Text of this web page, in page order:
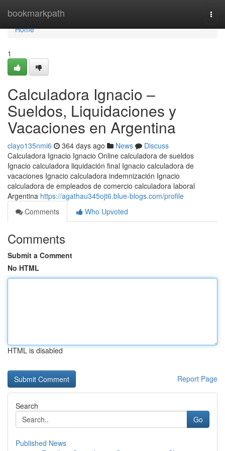
bookmarkpath
Home
Home
1
Calculadora Ignacio –
Sueldos, Liquidaciones y
Vacaciones en Argentina
clayo135nmi6 364 days ago News
Discuss
Calculadora Ignacio Ignacio Online calculadora de sueldos
Ignacio calculadora liquidación final Ignacio calculadora de
vacaciones Ignacio calculadora indemnización Ignacio
calculadora de empleados de comercio calculadora laboral
Argentina https://agathau345ojt6.blue-blogs.com/profile
Comments
Who Upvoted
Comments
Submit a Comment
No HTML
HTML is disabled
Report Page
Search
Go
Published News